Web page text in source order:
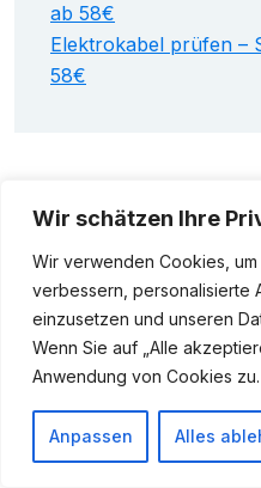
Wir schätzen Ihre
Wir verwenden Cookies,
verbessern, personalisierte
einzusetzen und unseren
Wenn Sie auf „Alle
Anwendung von Cookies zu.
Anpassen Alles
ab 58€
Elektrokabel prüfen –
58€
Beleuchtung
Brandschutz